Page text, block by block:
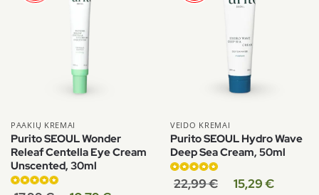
PAAKIŲ KREMAI
Purito SEOUL Wonder
Releaf Centella Eye Cream
Unscented, 30ml
VEIDO KREMAI
Purito SEOUL Hydro Wave
Deep Sea Cream, 50ml
Įvertinimas:
22,99€ 15,29€